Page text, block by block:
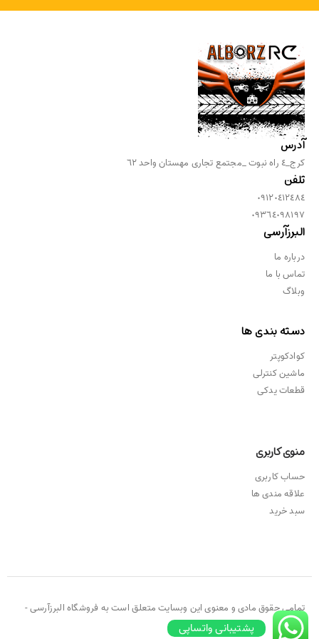
آدرس
كرج_٤ راه نبوت _مجتمع تجارى مهستان واحد ٦٢
تلفن
٠٩١٢٠٤١٢٤٨٤
٠٩٣٦٤٠٩٨١٩٧
البرزآرسی
درباره ما
تماس با ما
وبلاگ
دسته بندی ها
کوادکوپتر
ماشین کنترلی
قطعات یدکی
منوی کاربری
حساب کاربری
علاقه مندی ها
سبد خرید
تمامی حقوق مادی و معنوی این وبسایت متعلق است به فروشگاه البرزآرسی -
۲۰۲۱ ©
پشتیبانی واتساپی